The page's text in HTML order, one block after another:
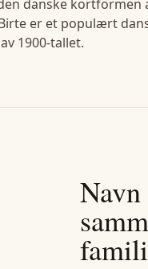
danske kortformen
er et populært
1900-tallet.
Navn